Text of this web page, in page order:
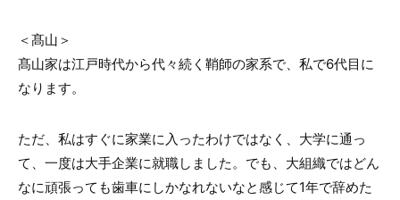
＜髙山＞
髙山家は江戸時代から代々続く鞘師の家系で、私で6代目に
なります。
ただ、私はすぐに家業に入ったわけではなく、大学に通っ
て、一度は大手企業に就職しました。でも、大組織ではどん
なに頑張っても歯車にしかなれないなと感じて1年で辞めた